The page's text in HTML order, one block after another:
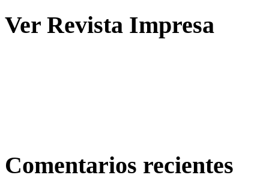
Ver Revista Impresa
Comentarios recientes